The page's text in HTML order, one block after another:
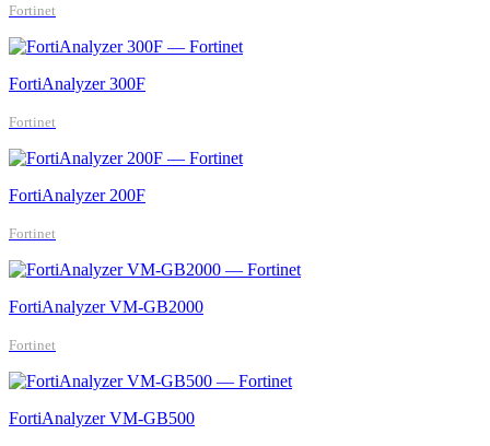
Fortinet
FortiAnalyzer 300F
Fortinet
FortiAnalyzer 200F
Fortinet
FortiAnalyzer VM-GB2000
Fortinet
FortiAnalyzer VM-GB500